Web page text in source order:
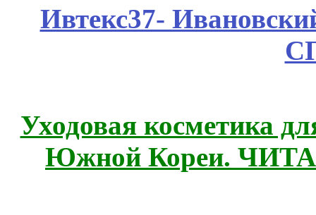
Ивтекс37-
Уходовая косметика
Южной Кореи.